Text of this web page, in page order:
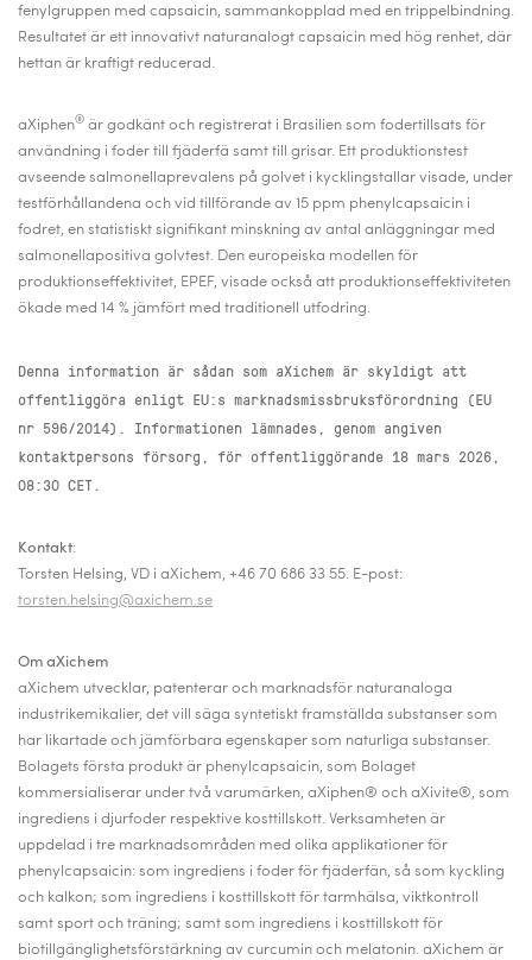
fenylgruppen med capsaicin, sammankopplad med en trippelbindning.
Resultatet är ett innovativt naturanalogt capsaicin med hög renhet, där
hettan är kraftigt reducerad.
aXiphen® är godkänt och registrerat i Brasilien som fodertillsats för
användning i foder till fjäderfä samt till grisar. Ett produktionstest
avseende salmonellaprevalens på golvet i kycklingstallar visade, under
testförhållandena och vid tillförande av 15 ppm phenylcapsaicin i
fodret, en statistiskt signifikant minskning av antal anläggningar med
salmonellapositiva golvtest. Den europeiska modellen för
produktionseffektivitet, EPEF, visade också att produktionseffektiviteten
ökade med 14 % jämfört med traditionell utfodring.
Denna information är sådan som aXichem är skyldigt att
offentliggöra enligt EU:s marknadsmissbruksförordning (EU
nr 596/2014). Informationen lämnades, genom angiven
kontaktpersons försorg, för offentliggörande 18 mars 2026,
08:30 CET.
Kontakt:
Torsten Helsing, VD i aXichem, +46 70 686 33 55. E-post:
torsten.helsing@axichem.se
Om aXichem
aXichem utvecklar, patenterar och marknadsför naturanaloga
industrikemikalier, det vill säga syntetiskt framställda substanser som
har likartade och jämförbara egenskaper som naturliga substanser.
Bolagets första produkt är phenylcapsaicin, som Bolaget
kommersialiserar under två varumärken, aXiphen® och aXivite®, som
ingrediens i djurfoder respektive kosttillskott. Verksamheten är
uppdelad i tre marknadsområden med olika applikationer för
phenylcapsaicin: som ingrediens i foder för fjäderfän, så som kyckling
och kalkon; som ingrediens i kosttillskott för tarmhälsa, viktkontroll
samt sport och träning; samt som ingrediens i kosttillskott för
biotillgänglighetsförstärkning av curcumin och melatonin. aXichem är